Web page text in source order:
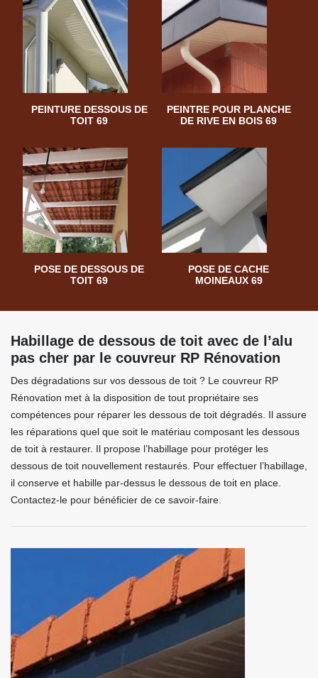
PEINTURE DESSOUS DE
TOIT 69
PEINTRE POUR PLANCHE
DE RIVE EN BOIS 69
POSE DE DESSOUS DE
TOIT 69
POSE DE CACHE
MOINEAUX 69
Habillage de dessous de toit avec de l’alu
pas cher par le couvreur RP Rénovation
Des dégradations sur vos dessous de toit ? Le couvreur RP
Rénovation met à la disposition de tout propriétaire ses
compétences pour réparer les dessous de toit dégradés. Il assure
les réparations quel que soit le matériau composant les dessous
de toit à restaurer. Il propose l’habillage pour protéger les
dessous de toit nouvellement restaurés. Pour effectuer l’habillage,
il conserve et habille par-dessus le dessous de toit en place.
Contactez-le pour bénéficier de ce savoir-faire.